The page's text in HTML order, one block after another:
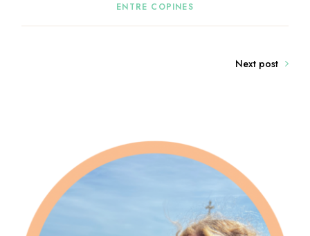
ENTRE COPINES
Next post